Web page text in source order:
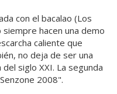
con el bacalao (Los
hacen una demo
caliente que
no deja de ser una
siglo XXI. La segunda
2008".